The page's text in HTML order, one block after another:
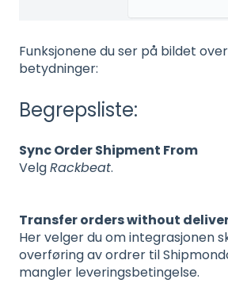
Funksjonene du ser på bildet
betydninger:
Begrepsliste:
Sync Order Shipment From
VelgRackbeat.
Transfer orders without
Her velger du om integrasjonen
overføring av ordrer til
mangler leveringsbetingelse.